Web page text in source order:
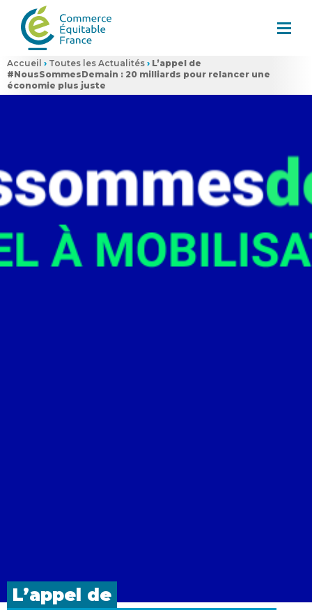
Accueil › Toutes les Actualités › L’appel de
#NousSommesDemain : 20 milliards pour relancer une
économie plus juste
L’appel de